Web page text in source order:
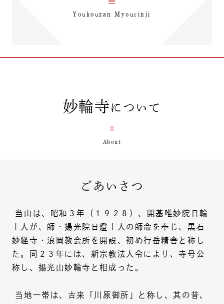
Youkouzan Myourinji
妙輪寺 について
ごあいさつ
当山は、昭和３年（１９２８）、開基唯妙院日輪
上人が、師・揚光院日燈上人の師命を奉じ、黒石
妙経寺・浪岡教会所を開設、初め行岳精舎と称し
た。同２３年には、新宗教法人令により、寺号公
称し、揚光山妙輪寺と相成った。
当地一帯は、古来「川原御所」と称し、其の昔、